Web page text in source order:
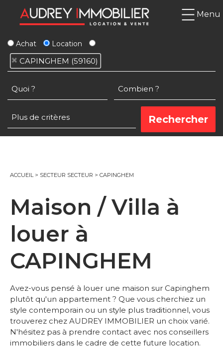
Menu
Achat Location
CAPINGHEM (59160)
ACCUEIL> SECTEUR SECTEUR > CAPINGHEM
Maison / Villa à
louer à
CAPINGHEM
Avez-vous pensé à louer une maison sur Capinghem
plutôt qu'un appartement ? Que vous cherchiez un
style contemporain ou un style plus traditionnel, vous
trouverez chez AUDREY IMMOBILIER un choix varié.
N'hésitez pas à prendre contact avec nos conseillers
immobiliers dans le cadre de cette future location.